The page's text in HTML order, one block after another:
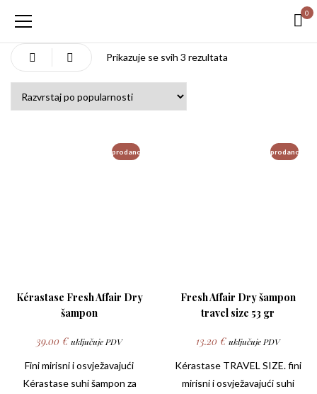
0
Prikazuje se svih 3 rezultata
prodano
Kérastase Fresh Affair Dry
šampon
39.00 € uključuje PDV
Fini mirisni i osvježavajući
Kérastasesuhi šampon za
prodano
Fresh Affair Dry šampon
travel size 53 gr
13.20 € uključuje PDV
KérastaseTRAVEL SIZE. fini
mirisni i osvježavajući suhi